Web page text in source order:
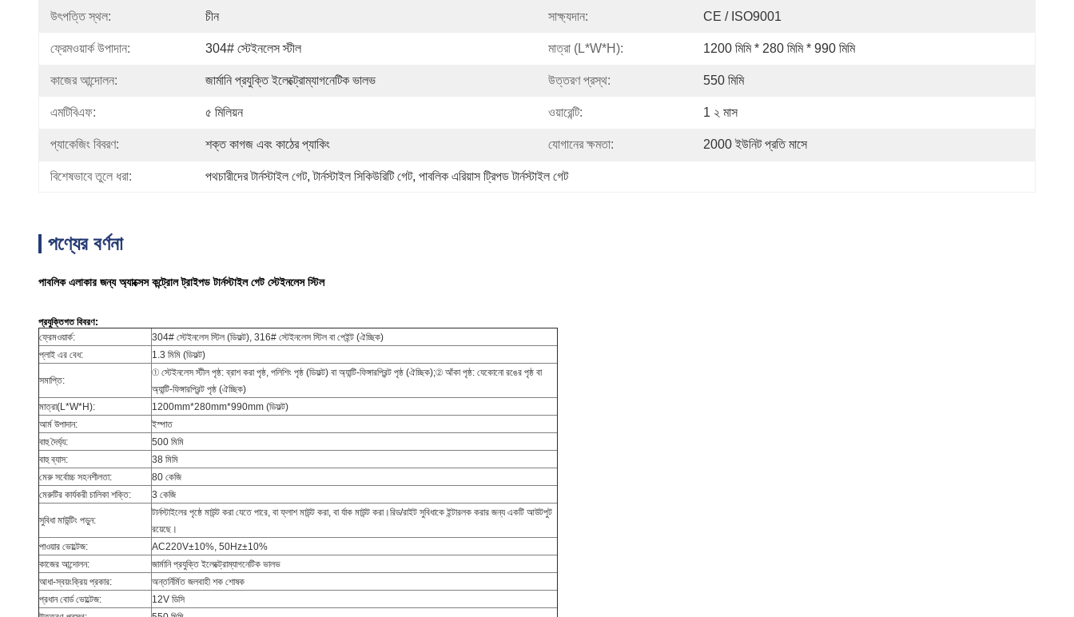
উৎপত্তি স্থল: চীন সাক্ষ্যদান: CE / ISO9001
ফ্রেমওয়ার্ক উপাদান: 304# স্টেইনলেস স্টীল মাত্রা (L*W*H): 1200 মিমি * 280 মিমি * 990 মিমি
কাজের আন্দোলন: জার্মানি প্রযুক্তি ইলেক্ট্রোম্যাগনেটিক ভালভ উত্তরণ প্রস্থ: 550 মিমি
এমটিবিএফ: ৫ মিলিয়ন ওয়ারেন্টি: 1 ২ মাস
প্যাকেজিং বিবরণ: শক্ত কাগজ এবং কাঠের প্যাকিং যোগানের ক্ষমতা: 2000 ইউনিট প্রতি মাসে
বিশেষভাবে তুলে ধরা: পথচারীদের টার্নস্টাইল গেট, টার্নস্টাইল সিকিউরিটি গেট, পাবলিক এরিয়াস ট্রিপড টার্নস্টাইল গেট
পণ্যের বর্ণনা
পাবলিক এলাকার জন্য অ্যাক্সেস কন্ট্রোল ট্রাইপড টার্নস্টাইল গেট স্টেইনলেস স্টিল
প্রযুক্তিগত বিবরণ:
ফ্রেমওয়ার্ক:
304# স্টেইনলেস স্টিল (ডিফল্ট), 316# স্টেইনলেস স্টিল বা পেইন্ট (ঐচ্ছিক)
প্লাই এর বেধ:
1.3 মিমি (ডিফল্ট)
সমাপ্তি:
① স্টেইনলেস স্টীল পৃষ্ঠ: ব্রাশ করা পৃষ্ঠ, পলিশিং পৃষ্ঠ (ডিফল্ট) বা অ্যান্টি-ফিঙ্গারপ্রিন্ট পৃষ্ঠ (ঐচ্ছিক);② আঁকা পৃষ্ঠ: যেকোনো রঙের পৃষ্ঠ বা
অ্যান্টি-ফিঙ্গারপ্রিন্ট পৃষ্ঠ (ঐচ্ছিক)
মাত্রা(L*W*H):
1200mm*280mm*990mm (ডিফল্ট)
আর্ম উপাদান:
ইস্পাত
বাহু দৈর্ঘ্য:
500 মিমি
বাহু ব্যাস:
38 মিমি
মেরু সর্বোচ্চ সহনশীলতা:
80 কেজি
মেরুটির কার্যকরী চালিকা শক্তি:
3 কেজি
সুবিধা মাউন্টিং পড়ুন:
টার্নস্টাইলের পৃষ্ঠে মাউন্ট করা যেতে পারে, বা ফ্লাশ মাউন্ট করা, বা র্যাক মাউন্ট করা।রিড/রাইট সুবিধাকে ইন্টারলক করার জন্য একটি আউটপুট
রয়েছে।
পাওয়ার ভোল্টেজ:
AC220V±10%, 50Hz±10%
কাজের আন্দোলন:
জার্মানি প্রযুক্তি ইলেক্ট্রোম্যাগনেটিক ভালভ
আধা-স্বয়ংক্রিয় প্রকার:
অন্তর্নির্মিত জলবাহী শক শোষক
প্রধান বোর্ড ভোল্টেজ:
12V ডিসি